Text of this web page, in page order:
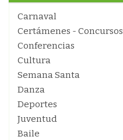
Carnaval
Certámenes - Concursos
Conferencias
Cultura
Semana Santa
Danza
Deportes
Juventud
Baile